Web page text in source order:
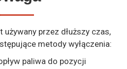
przez dłuższy czas,
metody wyłączenia:
paliwa do pozycji